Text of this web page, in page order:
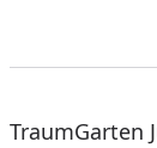
TraumGarten